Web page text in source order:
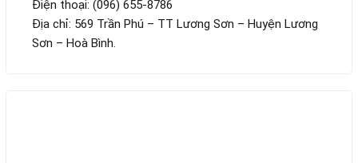
Điện thoại: (096) 655-8786
Địa chỉ: 569 Trần Phú – TT Lương Sơn – Huyện Lương
Sơn – Hoà Bình.